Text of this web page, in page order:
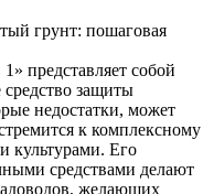
грунт: пошаговая
представляет собой
защиты
недостатки, может
к комплексному
культурами. Его
средствами делают
желающих